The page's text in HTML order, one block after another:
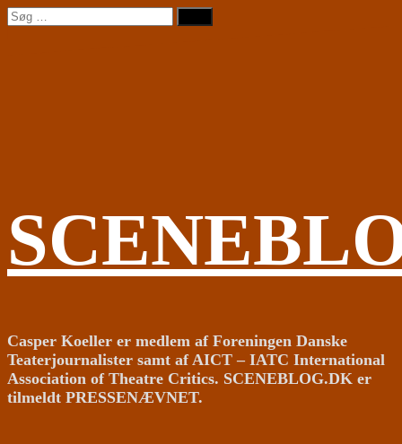
Videre
til
Søg
efter:
Casper Koeller er medlem af Foreningen Danske
Teaterjournalister samt af AICT – IATC International
Association of Theatre Critics. SCENEBLOG.DK er
tilmeldt PRESSENÆVNET.